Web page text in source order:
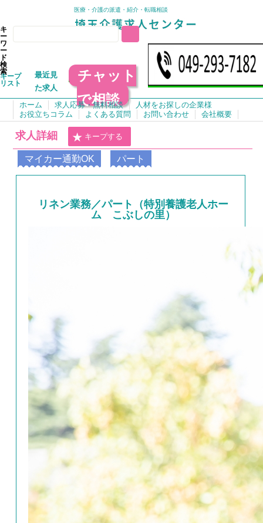
医療・介護の派遣・紹介・転職相談
キ
ー
ワ
ー
ド
検
索
キープ
リスト
最近見
た求人
チャット
で相談
ホーム 求人応募・無料相談
人材をお探しの企業様
お役立ちコラム
よくある質問 お問い合わせ 会社概要
求人詳細 キープする
マイカー通勤OK パート
リネン業務／パート（特別養護老人ホー
ム こぶしの里）